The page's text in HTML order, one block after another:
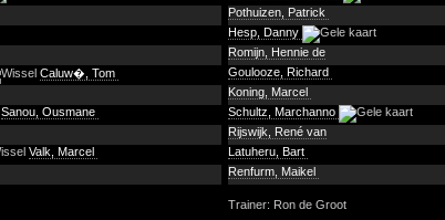
Caluw�, Tom
Sanou, Ousmane
Valk, Marcel
Pothuizen, Patrick
Hesp, Danny
Romijn, Hennie de
Goulooze, Richard
Koning, Marcel
Schultz, Marchanno
Rijswijk, René van
Latuheru, Bart
Renfurm, Maikel
Trainer: Ron de Groot